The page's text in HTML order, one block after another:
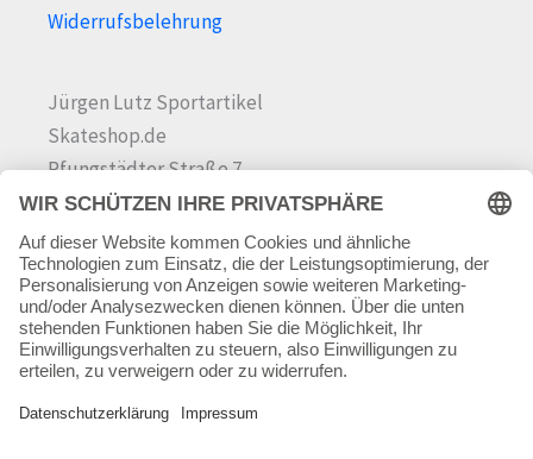
Widerrufsbelehrung
Jürgen Lutz Sportartikel
Skateshop.de
Pfungstädter Straße 7
64342 Seeheim-Jugenheim
Tel.06257 868181
Mail:info@skateshop.de
Warenkorb
Mein Konto